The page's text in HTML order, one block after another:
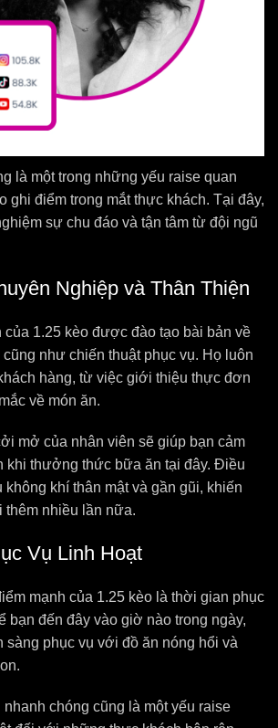
là một trong những yếu raise quan
ghi điểm trong mắt thực khách. Tại đây,
sự chu đáo và tận tâm từ đội ngũ
Nghiệp và Thân Thiện
1.25 kèo được đào tạo bài bản về
như chiến thuật phục vụ. Họ luôn
hàng, từ việc giới thiệu thực đơn
về món ăn.
mở của nhân viên sẽ giúp bạn cảm
khi thưởng thức bữa ăn tại đây. Điều
không khí thân mật và gần gũi, khiến
thêm nhiều lần nữa.
Vụ Linh Hoạt
mạnh của 1.25 kèo là thời gian phục
bạn đến đây vào giờ nào trong ngày,
sàng phục vụ với đồ ăn nóng hổi và
chóng cũng là một yếu raise